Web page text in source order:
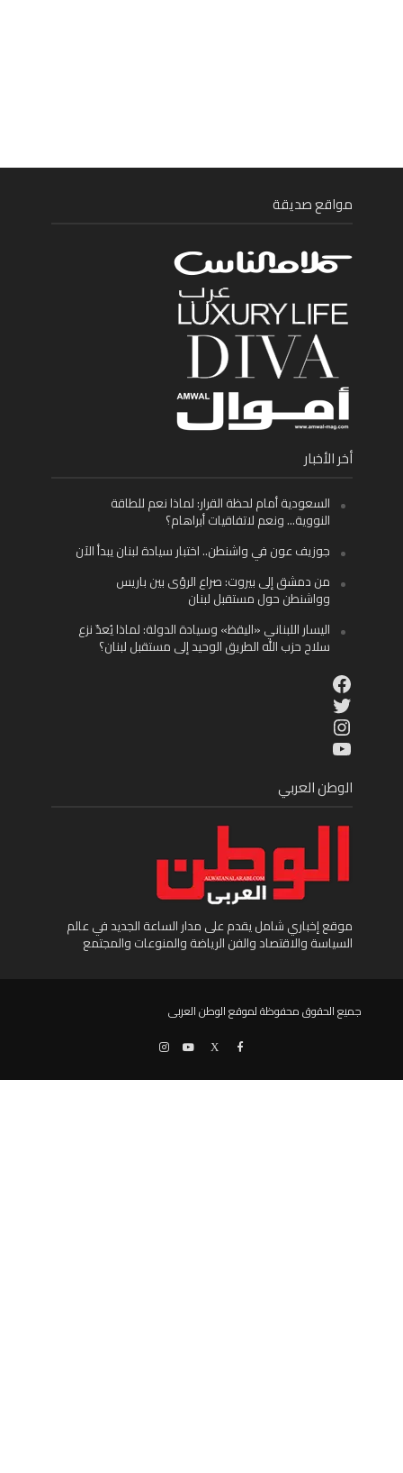
مواقع صديقة
أخر الأخبار
السعودية أمام لحظة القرار: لماذا نعم للطاقة
النووية… ونعم لاتفاقيات أبراهام؟
جوزيف عون في واشنطن.. اختبار سيادة لبنان يبدأ الآن
من دمشق إلى بيروت: صراع الرؤى بين باريس
وواشنطن حول مستقبل لبنان
اليسار اللبناني «اليقظ» وسيادة الدولة: لماذا يُعدّ نزع
سلاح حزب الله الطريق الوحيد إلى مستقبل لبنان؟
Facebook
Twitter
Instagram
YouTube
الوطن العربي
موقع إخباري شامل يقدم على مدار الساعة الجديد في عالم
السياسة والاقتصاد والفن الرياضة والمنوعات والمجتمع
جميع الحقوق محفوظة لموقع الوطن العربى